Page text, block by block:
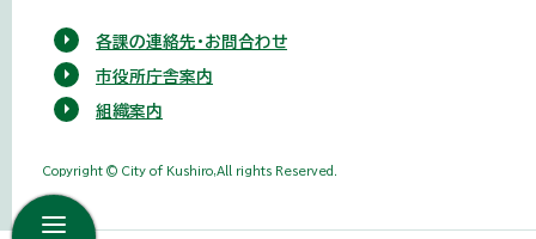
各課の連絡先・お問合わせ
市役所庁舎案内
組織案内
Copyright © City of Kushiro,All rights Reserved.